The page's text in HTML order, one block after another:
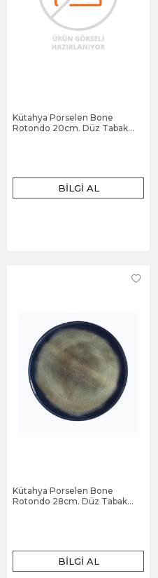
Kütahya Porselen Bone
Rotondo 20cm. Düz Tabak
BILGI AL
Kütahya Porselen Bone
Rotondo 28cm. Düz Tabak
BILGI AL